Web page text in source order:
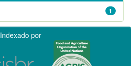
1
Indexado por